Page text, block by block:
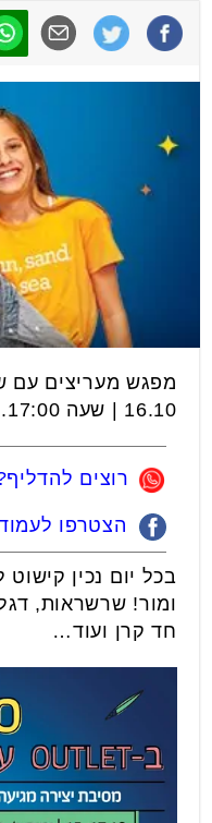
מפגש מעריצים עם
16.10 | שעה 17:00.
רוצים
הצטרפו לעמוד
בכל יום נכין
ומור! שרשראות,
חד קרן ועוד…